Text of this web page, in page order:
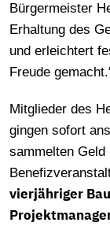
Bürgermeister
Erhaltung des
und erleichtert
Freude
Mitglieder des
gingen sofort
sammelten Geld
vierjähriger